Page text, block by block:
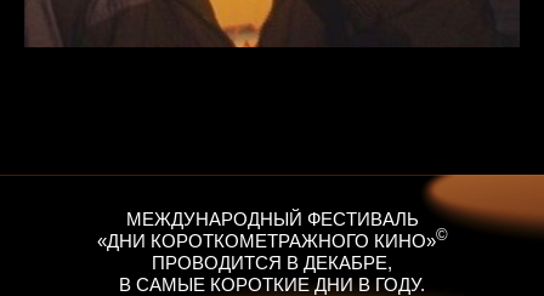
МЕЖДУНАРОДНЫЙ ФЕСТИВАЛЬ
«ДНИ КОРОТКОМЕТРАЖНОГО КИНО»©
ПРОВОДИТСЯ В ДЕКАБРЕ,
В САМЫЕ КОРОТКИЕ ДНИ В ГОДУ.